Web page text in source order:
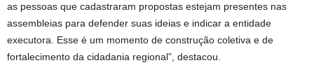
as pessoas que cadastraram propostas estejam presentes nas
assembleias para defender suas ideias e indicar a entidade
executora. Esse é um momento de construção coletiva e de
fortalecimento da cidadania regional”, destacou.